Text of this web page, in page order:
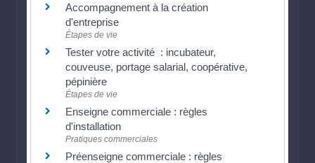
Accompagnement à la création
d'entreprise
Étapes de vie
Tester votre activité : incubateur,
couveuse, portage salarial, coopérative,
pépinière
Étapes de vie
Enseigne commerciale : règles
d'installation
Pratiques commerciales
Préenseigne commerciale : règles